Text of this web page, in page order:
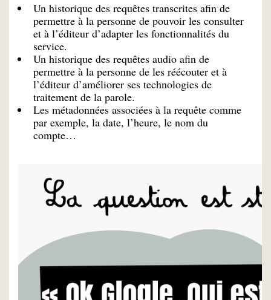
Un historique des requêtes transcrites afin de
permettre à la personne de pouvoir les consulter
et à l’éditeur d’adapter les fonctionnalités du
service.
Un historique des requêtes audio afin de
permettre à la personne de les réécouter et à
l’éditeur d’améliorer ses technologies de
traitement de la parole.
Les métadonnées associées à la requête comme
par exemple, la date, l’heure, le nom du
compte…